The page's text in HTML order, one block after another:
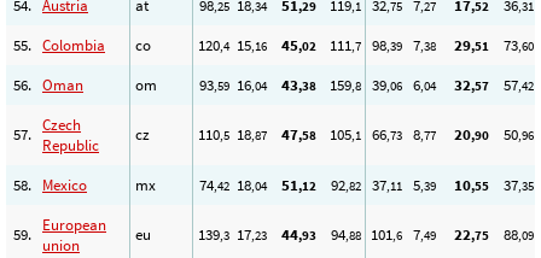
54. Austria at 98,25 18,34 51,29 119,1 32,75 7,27 17,52 36,31
55. Colombia co 120,4 15,16 45,02 111,7 98,39 7,38 29,51 73,60
56. Oman om 93,59 16,04 43,38 159,8 39,06 6,04 32,57 57,42
57. Czech
Republic
cz 110,5 18,87 47,58 105,1 66,73 8,77 20,90 50,96
58. Mexico mx 74,42 18,04 51,12 92,82 37,11 5,39 10,55 37,35
59. European
union
eu 139,3 17,23 44,93 94,88 101,6 7,49 22,75 88,09